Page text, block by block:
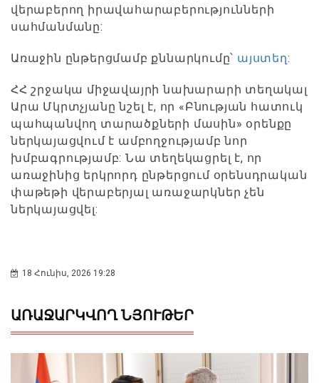
վերաբերող իրավահարաբերությունների
սահմանմանը:
Առաջին ընթերցմամբ քննարկումը՝ այստեղ:
ՀՀ շրջակա միջավայրի նախարարի տեղակալ
Արա Մկրտչյանը նշել է, որ «Բնության հատուկ
պահպանվող տարածքների մասին» օրենքը
ներկայացվում է ամբողջությամբ նոր
խմբագրությամբ: Նա տեղեկացրել է, որ
առաջինից երկրորդ ընթերցում օրենսդրական
փաթեթի վերաբերյալ առաջարկներ չեն
ներկայացվել:
18 Հունիս, 2026 19:28
ԱՌԱՋԱՐԿՎՈՂ ՆՅՈՒԹԵՐ